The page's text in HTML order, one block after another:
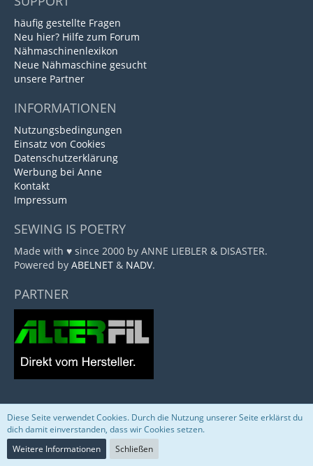
häufig gestellte Fragen
Neu hier? Hilfe zum Forum
Nähmaschinenlexikon
Neue Nähmaschine gesucht
unsere Partner
INFORMATIONEN
Nutzungsbedingungen
Einsatz von Cookies
Datenschutzerklärung
Werbung bei Anne
Kontakt
Impressum
SEWING IS POETRY
Made with ♥ since 2000 by ANNE LIEBLER & DISASTER.
Powered by ABELNET & NADV.
PARTNER
Community-Software:WoltLab Suite™
Diese Seite verwendet Cookies. Durch die Nutzung unserer Seite erklärst du
dich damit einverstanden, dass wir Cookies setzen.
Weitere Informationen
Schließen